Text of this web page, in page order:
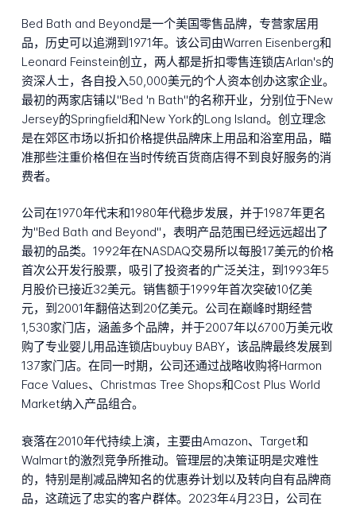
Bed Bath and Beyond是一个美国零售品牌，专营家居用
品，历史可以追溯到1971年。该公司由Warren Eisenberg和
Leonard Feinstein创立，两人都是折扣零售连锁店Arlan's的
资深人士，各自投入50,000美元的个人资本创办这家企业。
最初的两家店铺以"Bed 'n Bath"的名称开业，分别位于New
Jersey的Springfield和New York的Long Island。创立理念
是在郊区市场以折扣价格提供品牌床上用品和浴室用品，瞄
准那些注重价格但在当时传统百货商店得不到良好服务的消
费者。
公司在1970年代末和1980年代稳步发展，并于1987年更名
为"Bed Bath and Beyond"，表明产品范围已经远远超出了
最初的品类。1992年在NASDAQ交易所以每股17美元的价格
首次公开发行股票，吸引了投资者的广泛关注，到1993年5
月股价已接近32美元。销售额于1999年首次突破10亿美
元，到2001年翻倍达到20亿美元。公司在巅峰时期经营
1,530家门店，涵盖多个品牌，并于2007年以6700万美元收
购了专业婴儿用品连锁店buybuy BABY，该品牌最终发展到
137家门店。在同一时期，公司还通过战略收购将Harmon
Face Values、Christmas Tree Shops和Cost Plus World
Market纳入产品组合。
衰落在2010年代持续上演，主要由Amazon、Target和
Walmart的激烈竞争所推动。管理层的决策证明是灾难性
的，特别是削减品牌知名的优惠券计划以及转向自有品牌商
品，这疏远了忠实的客户群体。2023年4月23日，公司在